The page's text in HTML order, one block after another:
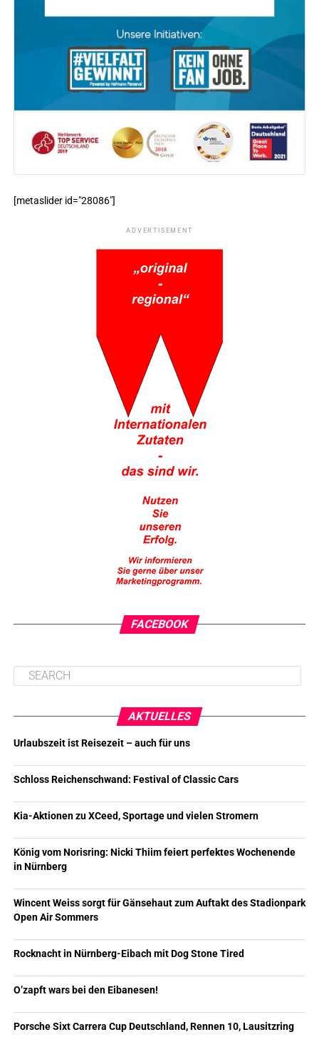
[metaslider id="28086"]
ADVERTISEMENT
FACEBOOK
AKTUELLES
Urlaubszeit ist Reisezeit – auch für uns
Schloss Reichenschwand: Festival of Classic Cars
Kia-Aktionen zu XCeed, Sportage und vielen Stromern
König vom Norisring: Nicki Thiim feiert perfektes Wochenende
in Nürnberg
Wincent Weiss sorgt für Gänsehaut zum Auftakt des Stadionpark
Open Air Sommers
Rocknacht in Nürnberg-Eibach mit Dog Stone Tired
O’zapft wars bei den Eibanesen!
Porsche Sixt Carrera Cup Deutschland, Rennen 10, Lausitzring